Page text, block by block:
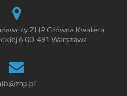
ZHP Główna Kwatera
6 00-491 Warszawa